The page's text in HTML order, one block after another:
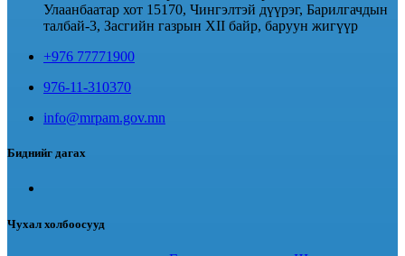
Улаанбаатар хот 15170, Чингэлтэй дүүрэг, Барилгачдын
талбай-3, Засгийн газрын XII байр, баруун жигүүр
+976 77771900
976-11-310370
info@mrpam.gov.mn
Биднийг дагах
Чухал холбоосууд